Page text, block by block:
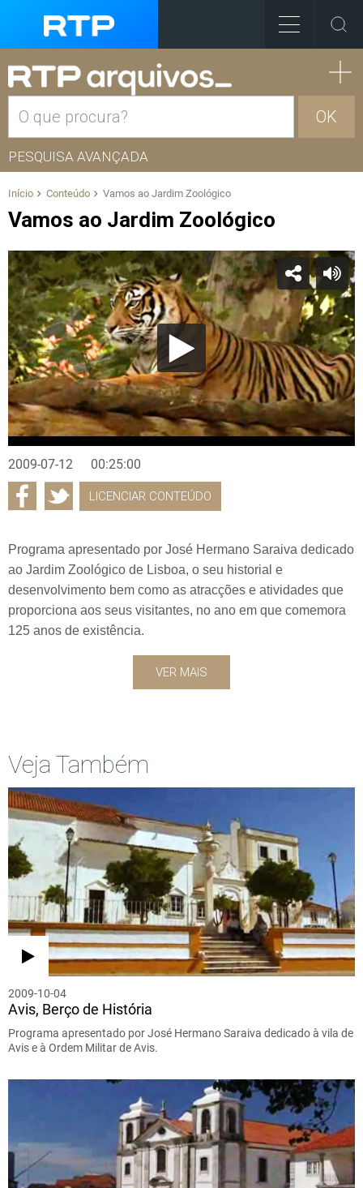
OK
PESQUISA AVANÇADA
Início Conteúdo Vamos ao Jardim Zoológico
Vamos ao Jardim Zoológico
2009-07-12 00:25:00
LICENCIAR CONTEÚDO
Programa apresentado por José Hermano Saraiva dedicado
ao Jardim Zoológico de Lisboa, o seu historial e
desenvolvimento bem como as atracções e atividades que
proporciona aos seus visitantes, no ano em que comemora
125 anos de existência.
VER MAIS
Veja Também
2009-10-04
Avis, Berço de História
Programa apresentado por José Hermano Saraiva dedicado à vila de
Avis e à Ordem Militar de Avis.